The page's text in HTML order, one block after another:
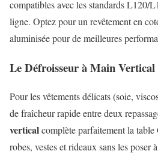
compatibles avec les standards L120/
ligne. Optez pour un revêtement en
aluminisée pour de meilleures
Le Défroisseur à Main Vertical
Pour les vêtements délicats (soie,
de fraîcheur rapide entre deux
verticalcomplète parfaitement la
robes, vestes et rideaux sans les poser